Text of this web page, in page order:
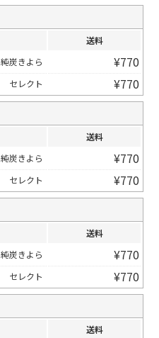
送料
純炭きよら
¥770
セレクト ¥770
送料
純炭きよら
¥770
セレクト ¥770
送料
純炭きよら
¥770
セレクト ¥770
送料